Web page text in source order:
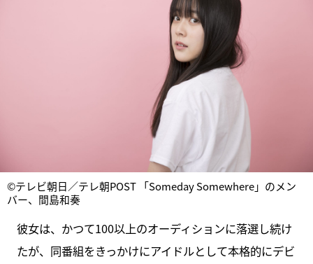
©テレビ朝日／テレ朝POST 「Someday Somewhere」のメン
バー、間島和奏
彼女は、かつて100以上のオーディションに落選し続け
たが、同番組をきっかけにアイドルとして本格的にデビ